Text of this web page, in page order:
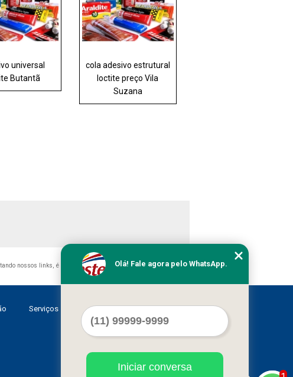
universal
Butantã
cola adesivo estrutural
loctite preço Vila
Suzana
nossos links, é proibida sem a autorização do autor. Crime de
Serviços Contato Mapa do site
Olá! Fale agora pelo WhatsApp.
Iniciar conversa